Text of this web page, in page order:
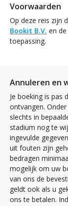
Voorwaarden
Op deze reis zijn
Bookit B.V. en de
toepassing.
Annuleren en
Je boeking is pas
ontvangen.
slechts in
stadium nog te
ingevulde
uit fouten zijn
bedragen
mogelijk om uw
van ons de
geldt ook als u
ons te betalen.